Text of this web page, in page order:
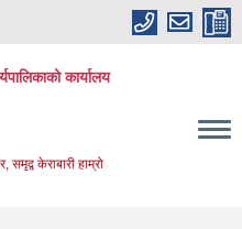
कार्यालय
समृद्व केराबारी हाम्रो